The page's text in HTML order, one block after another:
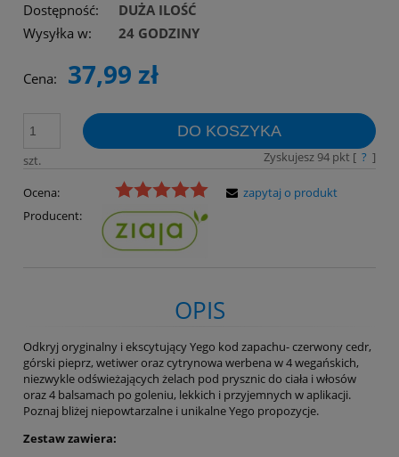
Dostępność:
DUŻA ILOŚĆ
Wysyłka w:
24 GODZINY
Cena: 37,99 zł
szt.
DO KOSZYKA
Zyskujesz 94pkt [ ? ]
Ocena:
Producent:
zapytaj o produkt
OPIS
Odkryj oryginalny i ekscytujący Yego kod zapachu- czerwony cedr,
górski pieprz, wetiwer oraz cytrynowa werbena w 4 wegańskich,
niezwykle odświeżających żelach pod prysznic do ciała i włosów
oraz 4 balsamach po goleniu, lekkich i przyjemnych w aplikacji.
Poznaj bliżej niepowtarzalne i unikalne Yego propozycje.
Zestaw zawiera: